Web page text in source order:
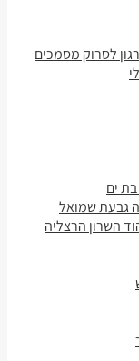
לסרוק מסמכים
ים
גבעת שמואל
השרון הרצליה